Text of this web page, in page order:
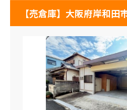
【売倉庫】大阪府岸和田